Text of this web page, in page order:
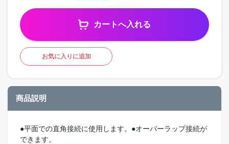
カートへ入れる
お気に入りに追加
商品説明
●平面での直角接続に使用します。●オーバーラップ接続が
できます。